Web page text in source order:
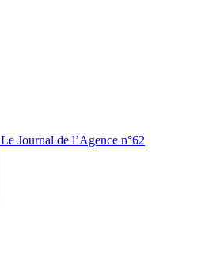
Le Journal de l’Agence n°62